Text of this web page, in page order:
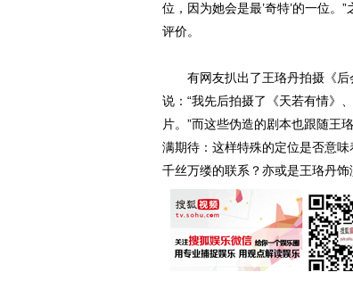
位，因为她会是最’奇特’的一位。
评价。
有网友扒出了王珞丹拍摄《后
说：“我先后拍摄了《天若有情》
片。”而这些伪造的剧本也跟随王
满期待：这样特殊的定位是否意
千丝万缕的联系？亦或是王珞丹